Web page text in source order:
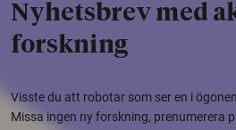
Nyhetsbrev med
forskning
Visste du att robotar som ser en i
Missa ingen ny forskning, prenumerera